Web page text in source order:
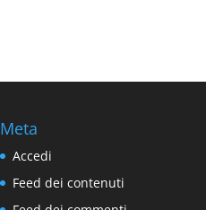
Meta
Accedi
Feed dei contenuti